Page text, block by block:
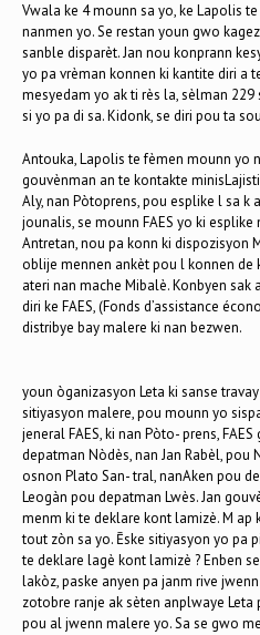
Vwala ke 4 mounn sa yo, ke Lapolis
nanmen yo. Se restan youn gwo
sanble disparèt. Jan nou konprann
yo pa vrèman konnen ki kantite diri a
mesyedam yo ak ti rès la, sèlman 229
si yo pa di sa. Kidonk, se diri pou ta
Antouka, Lapolis te fèmen mounn yo
gouvènman an te kontakte
Aly, nan Pòtoprens, pou esplike l sa k
jounalis, se mounn FAES yo ki
Antretan, nou pa konn ki dispozisyon
oblije mennen ankèt pou l konnen de
ateri nan mache Mibalè. Konbyen sak
diri ke FAES, (Fonds d’assistance
distribye bay malere ki nan bezwen.
youn òganizasyon Leta ki sanse
sitiyasyon malere, pou mounn yo
jeneral FAES, ki nan Pòto- prens,
depatman Nòdès, nan Jan Rabèl, pou
osnon Plato San- tral, nanAken pou
Leogàn pou depatman Lwès. Jan
menm ki te deklare kont lamizè. M
tout zòn sa yo. Ēske sitiyasyon yo pa
te deklare lagè kont lamizè ? Enben
lakòz, paske anyen pa janm rive
zotobre ranje ak sèten anplwaye
pou al jwenn malere yo. Sa se gwo